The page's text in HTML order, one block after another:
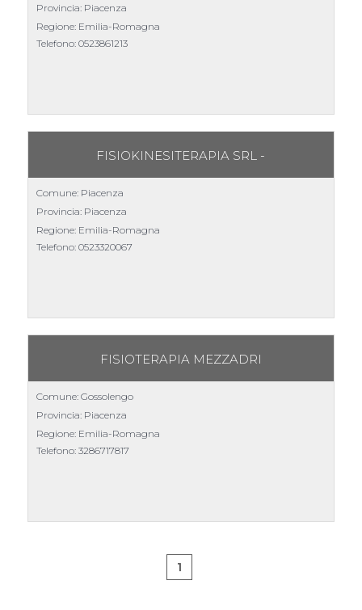
Provincia: Piacenza
Regione: Emilia-Romagna
Telefono: 0523861213
FISIOKINESITERAPIA SRL -
Comune: Piacenza
Provincia: Piacenza
Regione: Emilia-Romagna
Telefono: 0523320067
FISIOTERAPIA MEZZADRI
Comune: Gossolengo
Provincia: Piacenza
Regione: Emilia-Romagna
Telefono: 3286717817
1